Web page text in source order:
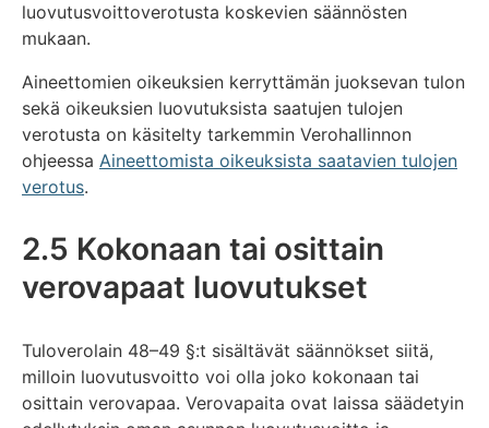
luovutusvoittoverotusta koskevien säännösten
mukaan.
Aineettomien oikeuksien kerryttämän juoksevan tulon
sekä oikeuksien luovutuksista saatujen tulojen
verotusta on käsitelty tarkemmin Verohallinnon
ohjeessa Aineettomista oikeuksista saatavien tulojen
verotus.
2.5 Kokonaan tai osittain
verovapaat luovutukset
Tuloverolain 48–49 §:t sisältävät säännökset siitä,
milloin luovutusvoitto voi olla joko kokonaan tai
osittain verovapaa. Verovapaita ovat laissa säädetyin